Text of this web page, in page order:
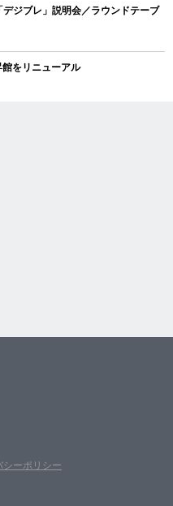
ジブレ」説明会／ラウンドテーブ
をリニューアル
シーポリシー